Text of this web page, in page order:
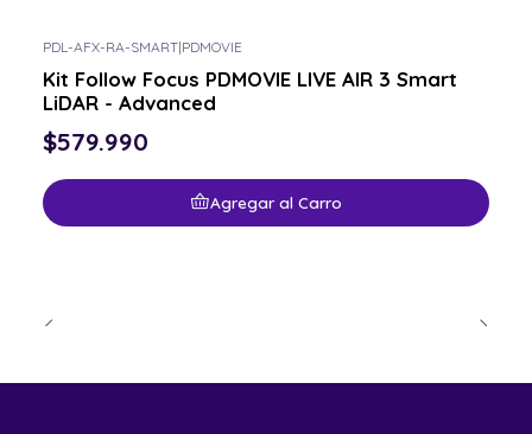
PDL-AFX-RA-SMART|PDMOVIE
Kit Follow Focus PDMOVIE LIVE AIR 3 Smart
LiDAR - Advanced
$579.990
Agregar al Carro